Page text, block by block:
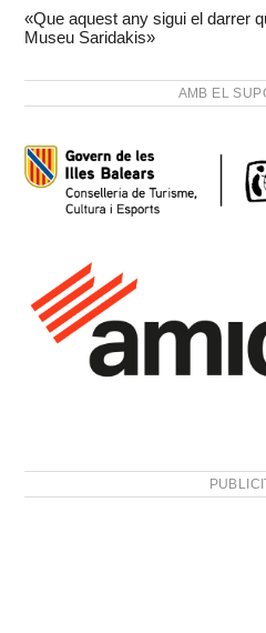
«Que aquest any sigui el darrer
Museu Saridakis»
AMB EL